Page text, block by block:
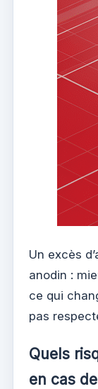
Un excès
anodin :
ce qui
pas
Quels
en cas